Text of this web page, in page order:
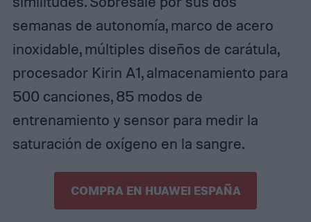
semanas de autonomía, marco de acero
inoxidable, múltiples diseños de carátula,
procesador Kirin A1, almacenamiento para
500 canciones, 85 modos de
entrenamiento y sensor para medir la
saturación de oxígeno en la sangre.
COMPRA EN HUAWEI ESPAÑA